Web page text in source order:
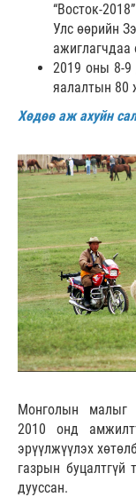
“Восток-
Улс өөрийн
ажиглагчдаа
2019 оны 8-9
яалалтын 80
Хөдөө аж ахуйн
Монголын малыг
2010 онд
эрүүлжүүлэх
газрын
дууссан.